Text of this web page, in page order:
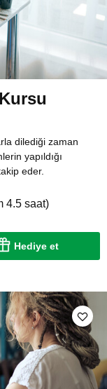
dilediği zaman
yapıldığı
eder.
4.5 saat)
Hediye et